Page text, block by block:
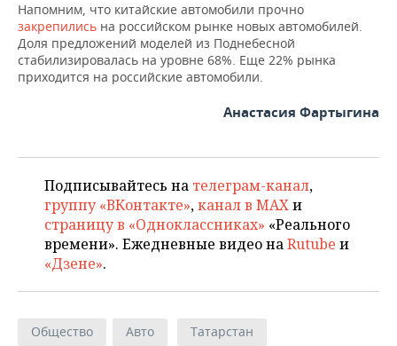
Напомним, что китайские автомобили прочно
закрепились на российском рынке новых автомобилей.
Доля предложений моделей из Поднебесной
стабилизировалась на уровне 68%. Еще 22% рынка
приходится на российские автомобили.
Анастасия Фартыгина
Подписывайтесь на телеграм-канал,
группу «ВКонтакте»,канал в MAXи
страницу в «Одноклассниках» «Реального
времени». Ежедневные видео наRutube и
«Дзене».
Общество Авто Татарстан